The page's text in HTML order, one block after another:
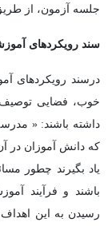
جلسه آزمون، از
سند رویکردهای
درسند رویکردهای
خوب، فضایی
داشته باشند: «
که دانش آموزان در
یاد بگیرند چطور
باشند و فرآیند
رسیدن به این